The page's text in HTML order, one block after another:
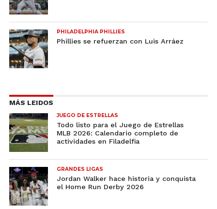
PHILADELPHIA PHILLIES
Phillies se refuerzan con Luis Arráez
MÁS LEIDOS
JUEGO DE ESTRELLAS
Todo listo para el Juego de Estrellas
MLB 2026: Calendario completo de
actividades en Filadelfia
GRANDES LIGAS
Jordan Walker hace historia y conquista
el Home Run Derby 2026